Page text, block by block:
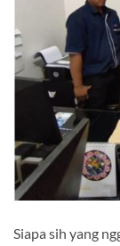
Siapa sih yang